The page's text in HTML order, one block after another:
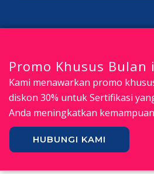
Promo Khusus Bulan
Kami menawarkan promo
diskon 30% untuk Sertifikasi
Anda meningkatkan
HUBUNGI KAMI